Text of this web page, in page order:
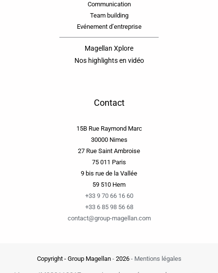
Communication
Team building
Evénement d’entreprise
Magellan Xplore
Nos highlights en vidéo
Contact
15B Rue Raymond Marc
30000 Nimes
27 Rue Saint Ambroise
75 011 Paris
9 bis rue de la Vallée
59 510 Hem
+33 9 70 66 16 60
+33 6 85 98 56 68
contact@group-magellan.com
Copyright - Group Magellan- 2026 - Mentions légales